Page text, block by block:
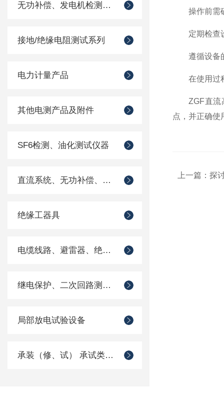
无功补偿、发电机检测仪器
接地/绝缘电阻测试系列
电力计量产品
其他电测产品及附件
SF6检测、油化测试仪器
直流系统、无功补偿、电池电机检测仪器
绝缘工器具
电缆线路、避雷器、绝缘子测试仪器
继电保护、二次回路测试仪器
局部放电试验设备
承装（修、试） 承试类仪器
操作前需确
定期检查设
遵循设备的
在使用过程
ZGF直流高
点，并正确使
上一篇： 探